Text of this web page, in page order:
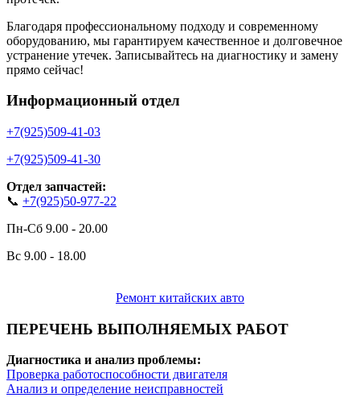
Благодаря профессиональному подходу и современному
оборудованию, мы гарантируем качественное и долговечное
устранение утечек. Записывайтесь на диагностику и замену
прямо сейчас!
Информационный отдел
+7(925)509-41-03
+7(925)509-41-30
Отдел запчастей:
📞 +7(925)50-977-22
Пн-Сб 9.00 - 20.00
Вс 9.00 - 18.00
Ремонт китайских авто
ПЕРЕЧЕНЬ ВЫПОЛНЯЕМЫХ РАБОТ
Диагностика и анализ проблемы:
Проверка работоспособности двигателя
Анализ и определение неисправностей